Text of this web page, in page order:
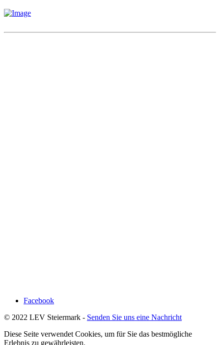
Facebook
© 2022 LEV Steiermark - Senden Sie uns eine Nachricht
Diese Seite verwendet Cookies, um für Sie das bestmögliche
Erlebnis zu gewährleisten.